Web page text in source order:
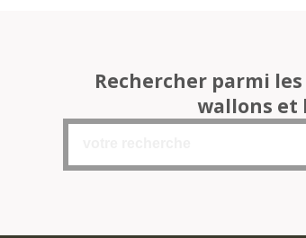
Rechercher parmi
wallons et